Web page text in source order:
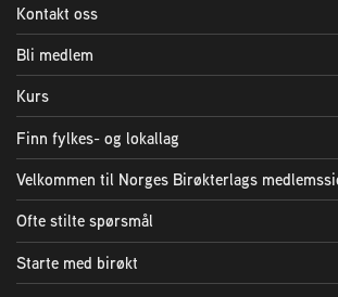
Kontakt oss
Bli medlem
Kurs
Finn fylkes- og lokallag
Velkommen til Norges Birøkterlags
Ofte stilte spørsmål
Starte med birøkt